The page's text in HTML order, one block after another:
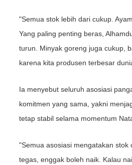
"Semua stok lebih dari cukup.
Yang paling penting beras,
turun. Minyak goreng juga cukup,
karena kita produsen terbesar
Ia menyebut seluruh asosiasi
komitmen yang sama, yakni
tetap stabil selama momentum
"Semua asosiasi mengatakan stok
tegas, enggak boleh naik. Kalau